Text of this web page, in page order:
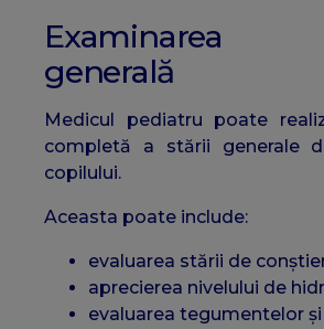
Examinarea
generală
Medicul pediatru poate
completă a stării generale
copilului.
Aceasta poate include:
evaluarea stării de
aprecierea nivelului de
evaluarea tegumentelor